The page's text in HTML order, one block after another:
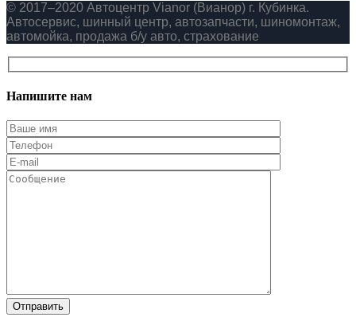
© 2017–2020 Автоцентр Vianor (Вианор) г. Кубинка.
Автосервис, шинный центр, автозапчасти, шиномонтаж,
автомойка, продажа б/у авто, страхование
Напишите нам